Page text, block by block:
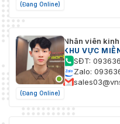
(Đang Online)
(Đang Online)
Nhân viên
KHU VỰC
SĐT:
Zalo: